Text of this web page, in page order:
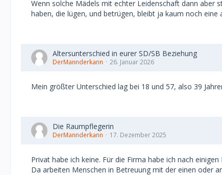
Wenn solche Mädels mit echter Leidenschaft dann aber
haben, die lügen, und betrügen, bleibt ja kaum noch
Altersunterschied in eurer SD/SB Beziehung
DerMannderkann 26. Januar 2026
Mein größter Unterschied lag bei 18 und 57, also 39
Die Raumpflegerin
DerMannderkann 17. Dezember 2025
Privat habe ich keine. Für die Firma habe ich nach
Da arbeiten Menschen in Betreuung mit der einen oder